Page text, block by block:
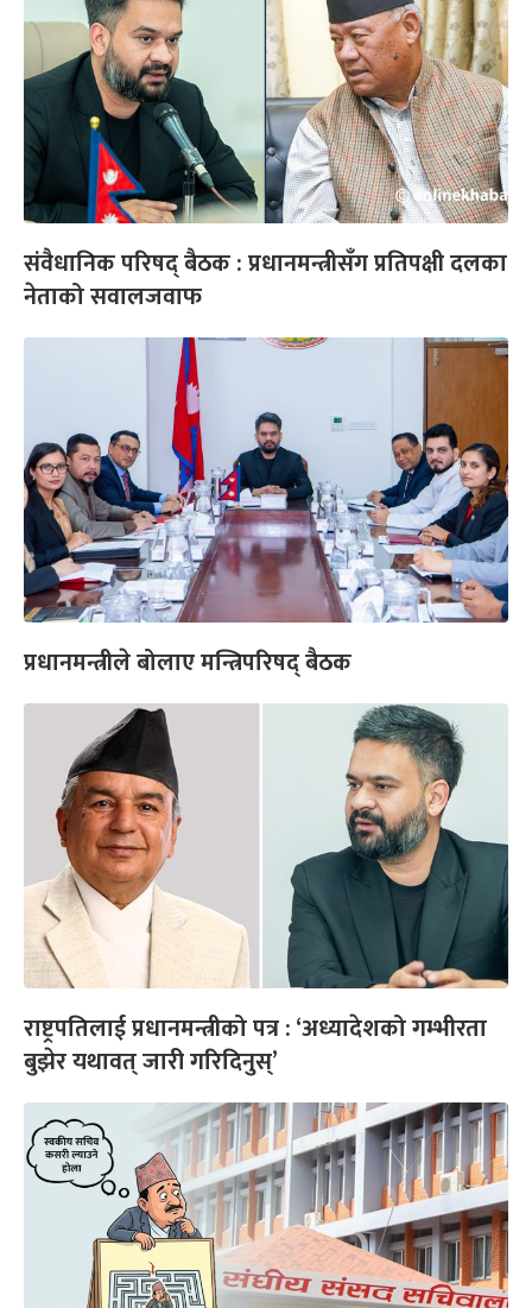
संवैधानिक परिषद् बैठक : प्रधानमन्त्रीसँग प्रतिपक्षी दलका
नेताको सवालजवाफ
प्रधानमन्त्रीले बोलाए मन्त्रिपरिषद् बैठक
राष्ट्रपतिलाई प्रधानमन्त्रीको पत्र : ‘अध्यादेशको गम्भीरता
बुझेर यथावत् जारी गरिदिनुस्’